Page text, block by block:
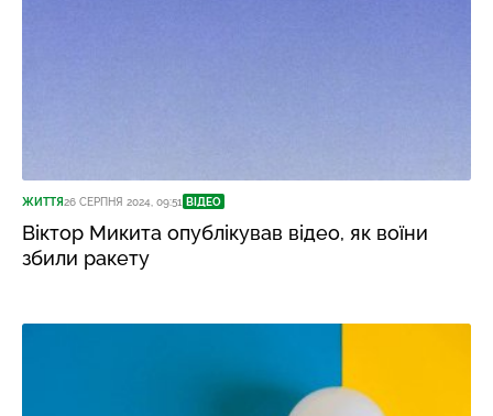
ЖИТТЯ26 СЕРПНЯ 2024, 09:51 ВІДЕО
Віктор Микита опублікував відео, як воїни
збили ракету